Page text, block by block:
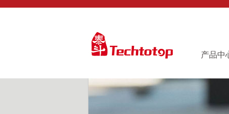
产品中